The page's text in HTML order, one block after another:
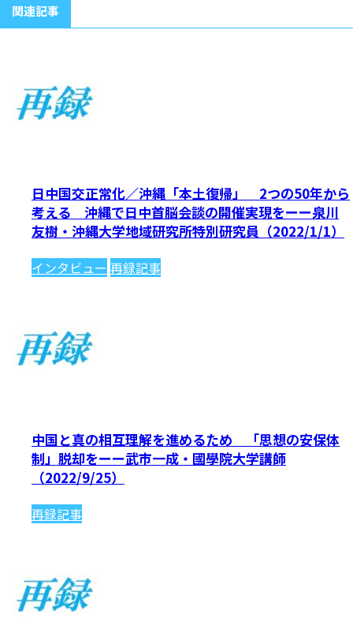
関連記事
日中国交正常化／沖縄「本土復帰」 2つの50年から
考える 沖縄で日中首脳会談の開催実現をーー泉川
友樹・沖縄大学地域研究所特別研究員（2022/1/1）
インタビュー 再録記事
中国と真の相互理解を進めるため 「思想の安保体
制」脱却をーー武市一成・國學院大学講師
（2022/9/25）
再録記事